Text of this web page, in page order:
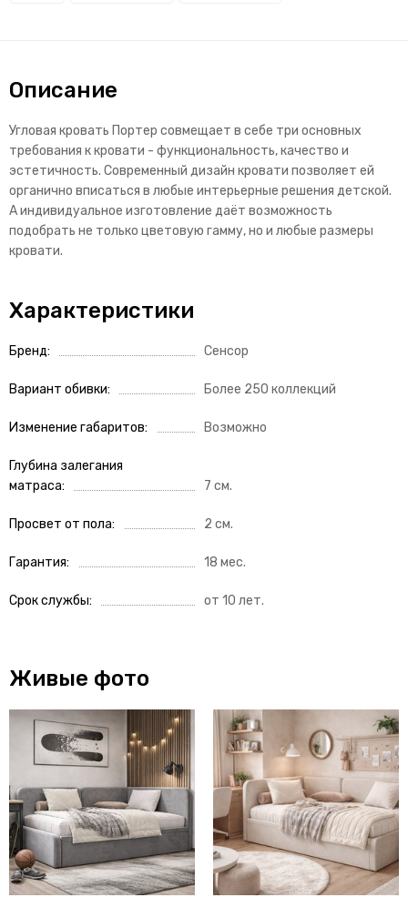
Описание
Угловая кровать Портер совмещает в себе три основных
требования к кровати - функциональность, качество и
эстетичность. Современный дизайн кровати позволяет ей
органично вписаться в любые интерьерные решения детской.
А индивидуальное изготовление даёт возможность
подобрать не только цветовую гамму, но и любые размеры
кровати.
Характеристики
Бренд Сенсор
Вариант обивки Более 250 коллекций
Изменение габаритов Возможно
Глубина залегания
матраса
7 см.
Просвет от пола 2 см.
Гарантия 18 мес.
Срок службы от 10 лет.
Живые фото